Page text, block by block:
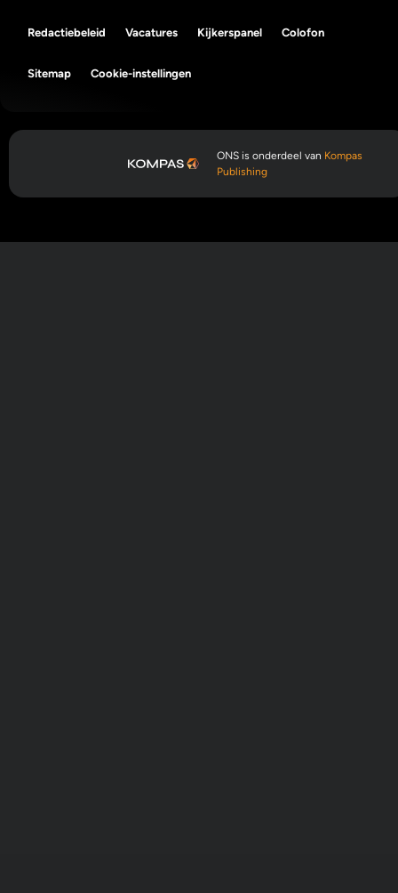
Redactiebeleid Vacatures Kijkerspanel Colofon
Sitemap Cookie-instellingen
ONS is onderdeel van Kompas
Publishing